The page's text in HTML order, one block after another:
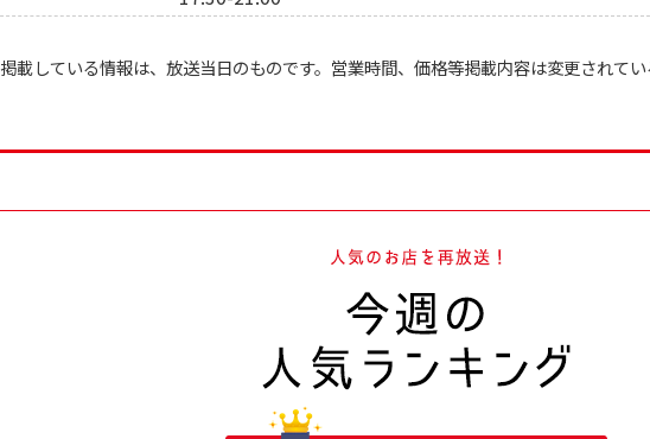
掲載している情報は、放送当日のものです。営業時間、価格等掲載内容は変更されてい